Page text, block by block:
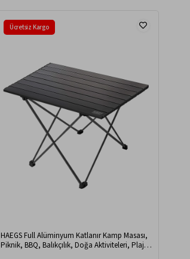
HAEGS Full Alüminyum Katlanır Kamp Masası,
Piknik, BBQ, Balıkçılık, Doğa Aktiviteleri, Plaj
Ücretsiz Kargo